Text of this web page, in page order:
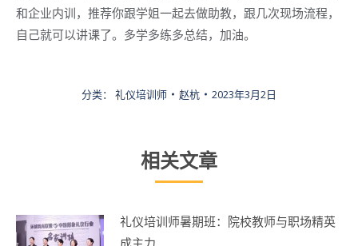
和企业内训，推荐你跟学姐一起去做助教，跟几次现场流程，
自己就可以讲课了。多学多练多总结，加油。
分类： 礼仪培训师 赵杭 2023年3月2日
相关文章
礼仪培训师暑期班：院校教师与职场精英
成主力